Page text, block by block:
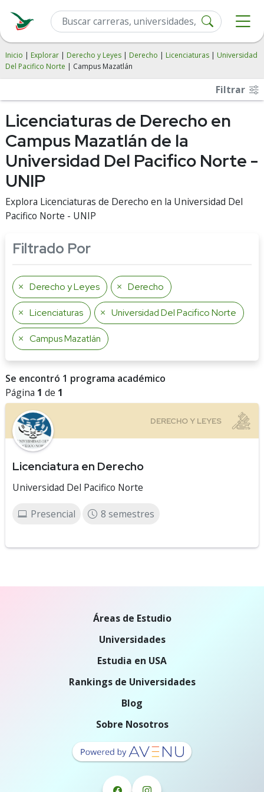
Inicio | Explorar | Derecho y Leyes | Derecho | Licenciaturas | Universidad
Del Pacifico Norte | Campus Mazatlán
Filtrar
Licenciaturas de Derecho en
Campus Mazatlán de la
Universidad Del Pacifico Norte -
UNIP
Explora Licenciaturas de Derecho en la Universidad Del
Pacifico Norte - UNIP
Filtrado Por
Derecho y Leyes Derecho
Licenciaturas Universidad Del Pacifico Norte
Campus Mazatlán
Se encontró 1 programa académico
Página 1 de 1
Licenciatura en Derecho
Universidad Del Pacifico Norte
Presencial 8 semestres
Áreas de Estudio
Universidades
Estudia en USA
Rankings de Universidades
Blog
Sobre Nosotros